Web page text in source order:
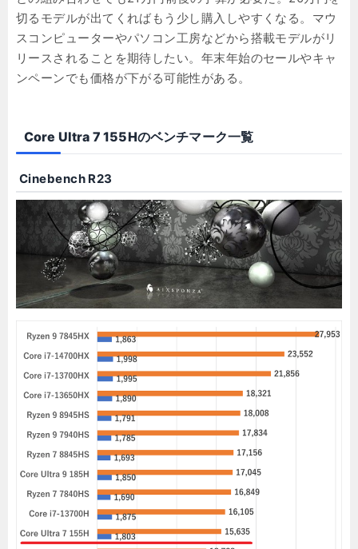
切るモデルが出てくればもう少し購入しやすくなる。マウ
スコンピューターやパソコン工房などから搭載モデルがリ
リースされることを期待したい。年末年始のセールやキャ
ンペーンでも価格が下がる可能性がある。
Core Ultra 7 155Hのベンチマーク一覧
Cinebench R23